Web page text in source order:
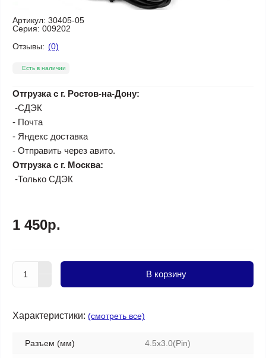
Артикул: 30405-05
Серия: 009202
Отзывы: (0)
Есть в наличии
Отгрузка с г. Ростов-на-Дону:
-СДЭК
- Почта
- Яндекс доставка
- Отправить через авито.
Отгрузка с г. Москва:
-Только СДЭК
1 450р.
В корзину
Характеристики: (смотреть все)
Разъем (мм) 4.5х3.0(Pin)